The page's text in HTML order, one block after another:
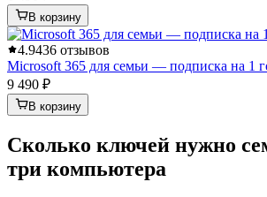
В корзину
4.9436 отзывов
Microsoft 365 для семьи — подписка на 1
9 490 ₽
В корзину
Сколько ключей нужно
три компьютера